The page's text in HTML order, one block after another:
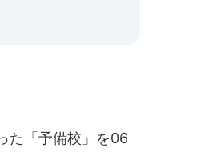
た「予備校」を06